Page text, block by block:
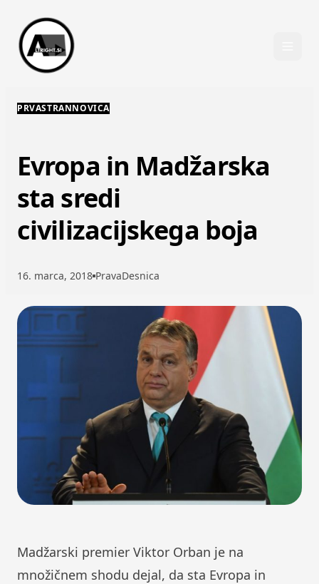
Skip to content
PRVASTRANNOVICA
Evropa in Madžarska
sta sredi
civilizacijskega boja
16. marca, 2018 PravaDesnica
Madžarski premier Viktor Orban je na
množičnem shodu dejal, da sta Evropa in